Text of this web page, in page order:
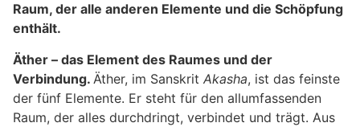
Raum, der alle anderen Elemente und die Schöpfung
enthält.
Äther – das Element des Raumes und der
Verbindung. Äther, im Sanskrit Akasha, ist das feinste
der fünf Elemente. Er steht für den allumfassenden
Raum, der alles durchdringt, verbindet und trägt. Aus